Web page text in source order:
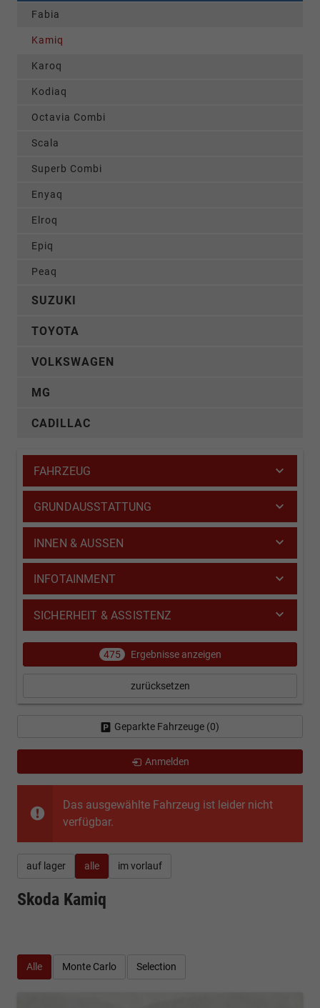
Das ausgewählte Fahrzeug ist leider nicht
verfügbar.
auf lager alle im vorlauf
Skoda Kamiq
Alle Monte Carlo Selection
Fabia
Kamiq
Karoq
Kodiaq
Octavia Combi
Scala
Superb Combi
Enyaq
Elroq
Epiq
Peaq
SUZUKI
TOYOTA
VOLKSWAGEN
MG
CADILLAC
FAHRZEUG
GRUNDAUSSTATTUNG
INNEN & AUSSEN
INFOTAINMENT
SICHERHEIT & ASSISTENZ
475 Ergebnisse anzeigen
zurücksetzen
Geparkte Fahrzeuge (0)
Anmelden